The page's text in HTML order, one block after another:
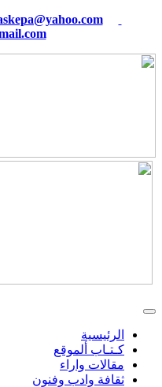
الرئيسية
كـتـاب ألموقع
مقالات واراء
ثقافة وادب وفنون